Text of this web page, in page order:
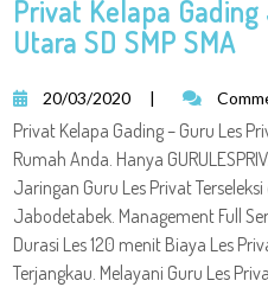
Privat Kelapa
Utara SD SMP SMA
20/03/2020 |
Privat Kelapa Gading – Guru Les
Rumah Anda. Hanya
Jaringan Guru Les Privat Terseleksi
Jabodetabek. Management Full
Durasi Les 120 menit Biaya Les
Terjangkau. Melayani Guru Les